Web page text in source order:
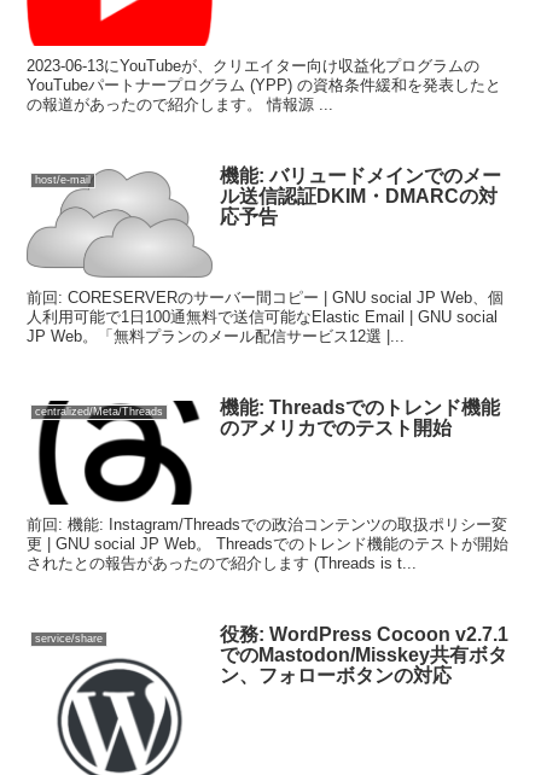
2023-06-13にYouTubeが、クリエイター向け収益化プログラムの
YouTubeパートナープログラム (YPP) の資格条件緩和を発表したと
の報道があったので紹介します。 情報源 ...
host/e-mail
機能: バリュードメインでのメー
ル送信認証DKIM・DMARCの対
応予告
前回: CORESERVERのサーバー間コピー | GNU social JP Web、個
人利用可能で1日100通無料で送信可能なElastic Email | GNU social
JP Web。「無料プランのメール配信サービス12選 |...
centralized/Meta/Threads
機能: Threadsでのトレンド機能
のアメリカでのテスト開始
前回: 機能: Instagram/Threadsでの政治コンテンツの取扱ポリシー変
更 | GNU social JP Web。 Threadsでのトレンド機能のテストが開始
されたとの報告があったので紹介します (Threads is t...
service/share
役務: WordPress Cocoon v2.7.1
でのMastodon/Misskey共有ボタ
ン、フォローボタンの対応